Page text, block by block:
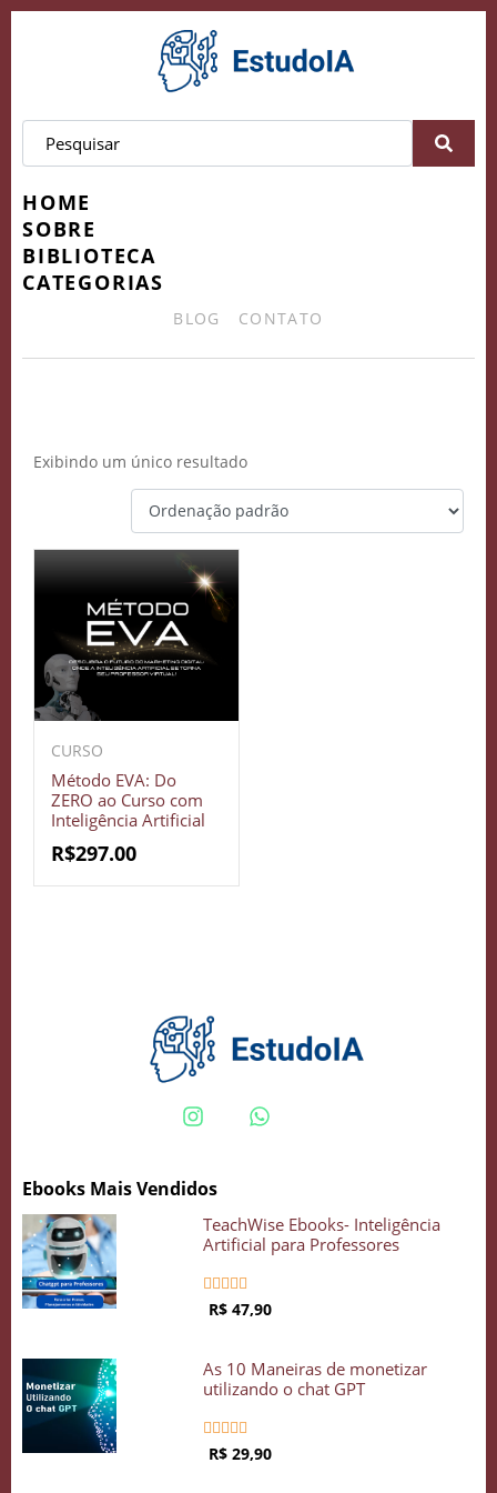
HOME
SOBRE
BIBLIOTECA
CATEGORIAS
BLOG CONTATO
Exibindo um único resultado
CURSO
Método EVA: Do
ZERO ao Curso com
Inteligência Artificial
R$297.00
Ebooks Mais Vendidos
TeachWise Ebooks- Inteligência
Artificial para Professores
    
R$ 47,90
As 10 Maneiras de monetizar
utilizando o chat GPT
    
R$ 29,90
Crie seu Avatar com Inteligência Artificial
Vidgenie
COMECE GRÁTIS